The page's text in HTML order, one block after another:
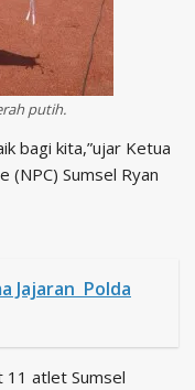
putih.
bagi kita,”ujar Ketua
(NPC) Sumsel Ryan
Jajaran Polda
11 atlet Sumsel